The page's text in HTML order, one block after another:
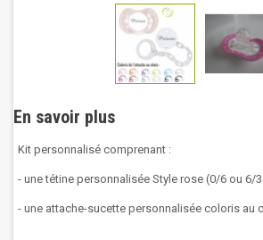
En savoir plus
Kit personnalisé comprenant :
- une tétine personnalisée Style rose (0/6 ou 6/
- une attache-sucette personnalisée coloris au